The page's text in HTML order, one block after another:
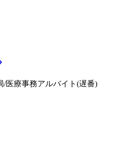
/医療事務アルバイト(遅番)